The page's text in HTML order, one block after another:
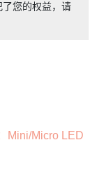
您的权益，请